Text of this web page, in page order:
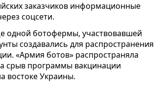
заказчиков информационные
соцсети.
одной ботофермы, участвовавшей
создавались для распространения
«Армия ботов» распространяла
срыв программы вакцинации
востоке Украины.